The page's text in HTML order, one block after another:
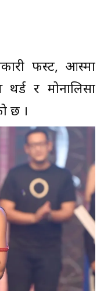
फस्ट, आस्मा
र मोनालिसा
छ ।